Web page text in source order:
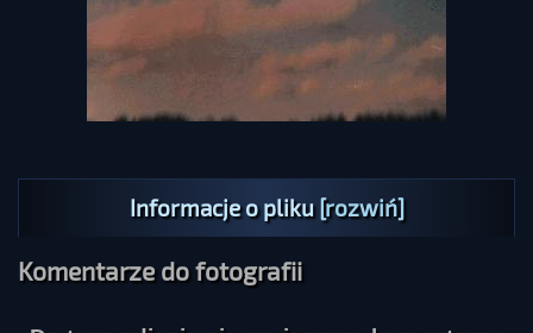
Informacje o pliku[rozwiń]
Komentarze do fotografii